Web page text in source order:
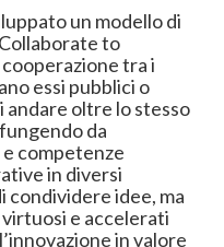
un modello di
to
tra i
essi pubblici o
andare oltre lo stesso
da
competenze
in diversi
condividere idee, ma
e accelerati
in valore